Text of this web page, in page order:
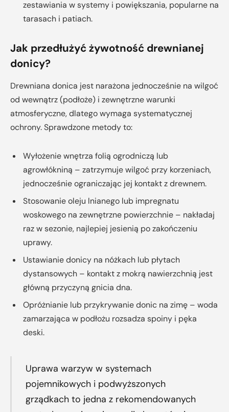
zestawiania w systemy i powiększania, popularne na
tarasach i patiach.
Jak przedłużyć żywotność drewnianej
donicy?
Drewniana donica jest narażona jednocześnie na wilgoć
od wewnątrz (podłoże) i zewnętrzne warunki
atmosferyczne, dlatego wymaga systematycznej
ochrony. Sprawdzone metody to:
Wyłożenie wnętrza folią ogrodniczą lub
agrowłókniną – zatrzymuje wilgoć przy korzeniach,
jednocześnie ograniczając jej kontakt z drewnem.
Stosowanie oleju lnianego lub impregnatu
woskowego na zewnętrzne powierzchnie – nakładaj
raz w sezonie, najlepiej jesienią po zakończeniu
uprawy.
Ustawianie donicy na nóżkach lub płytach
dystansowych – kontakt z mokrą nawierzchnią jest
główną przyczyną gnicia dna.
Opróżnianie lub przykrywanie donic na zimę – woda
zamarzająca w podłożu rozsadza spoiny i pęka
deski.
Uprawa warzyw w systemach
pojemnikowych i podwyższonych
grządkach to jedna z rekomendowanych